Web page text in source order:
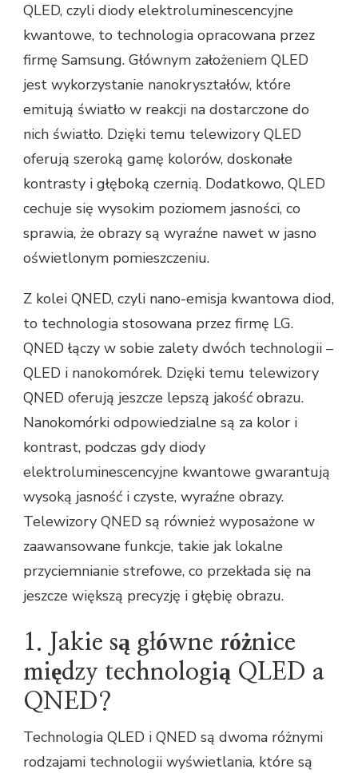
QLED, czyli diody elektroluminescencyjne
kwantowe, to technologia opracowana przez
firmę Samsung. Głównym założeniem QLED
jest wykorzystanie nanokryształów, które
emitują światło w reakcji na dostarczone do
nich światło. Dzięki temu telewizory QLED
oferują szeroką gamę kolorów, doskonałe
kontrasty i głęboką czernią. Dodatkowo, QLED
cechuje się wysokim poziomem jasności, co
sprawia, że obrazy są wyraźne nawet w jasno
oświetlonym pomieszczeniu.
Z kolei QNED, czyli nano-emisja kwantowa diod,
to technologia stosowana przez firmę LG.
QNED łączy w sobie zalety dwóch technologii –
QLED i nanokomórek. Dzięki temu telewizory
QNED oferują jeszcze lepszą jakość obrazu.
Nanokomórki odpowiedzialne są za kolor i
kontrast, podczas gdy diody
elektroluminescencyjne kwantowe gwarantują
wysoką jasność i czyste, wyraźne obrazy.
Telewizory QNED są również wyposażone w
zaawansowane funkcje, takie jak lokalne
przyciemnianie strefowe, co przekłada się na
jeszcze większą precyzję i głębię obrazu.
1. Jakie są główne różnice
między technologią QLED a
QNED?
Technologia QLED i QNED są dwoma różnymi
rodzajami technologii wyświetlania, które są